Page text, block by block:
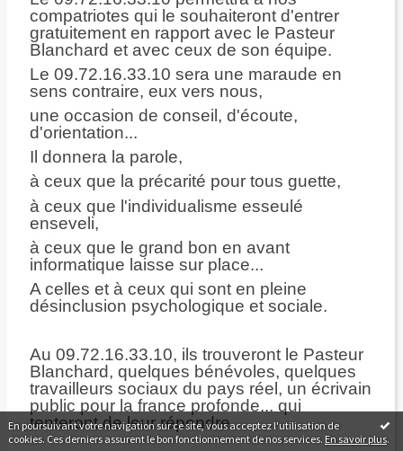
En poursuivant votre navigation sur ce site, vous acceptez l'utilisation de
cookies. Ces derniers assurent le bon fonctionnement de nos services. En savoir plus.
compatriotes qui le souhaiteront d'entrer
gratuitement en rapport avec le Pasteur
Blanchard et avec ceux de son équipe.
Le 09.72.16.33.10 sera une maraude en
sens contraire, eux vers nous,
une occasion de conseil, d'écoute,
d'orientation...
Il donnera la parole,
à ceux que la précarité pour tous guette,
à ceux que l'individualisme esseulé
enseveli,
à ceux que le grand bon en avant
informatique laisse sur place...
A celles et à ceux qui sont en pleine
désinclusion psychologique et sociale.
Au 09.72.16.33.10, ils trouveront le Pasteur
Blanchard, quelques bénévoles, quelques
travailleurs sociaux du pays réel, un écrivain
public pour la france profonde... qui
tenteront de leur répondre.